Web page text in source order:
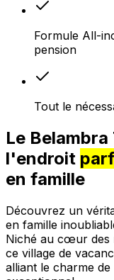
Formule All-
pension
Tout le
Le
l'endroit
en famille
Découvrez un
en famille
Niché au cœur des
ce village de
alliant le charme